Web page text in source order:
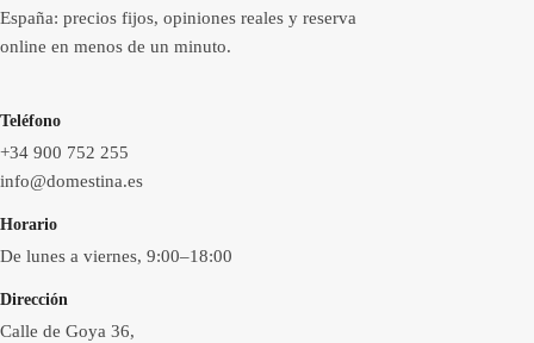
España: precios fijos, opiniones reales y reserva
online en menos de un minuto.
Teléfono
+34 900 752 255
info@domestina.es
Horario
De lunes a viernes, 9:00–18:00
Dirección
Calle de Goya 36,